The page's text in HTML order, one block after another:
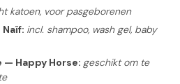
katoen, voor pasgeborenen
incl. shampoo, wash gel, baby
— Happy Horse: geschikt om te